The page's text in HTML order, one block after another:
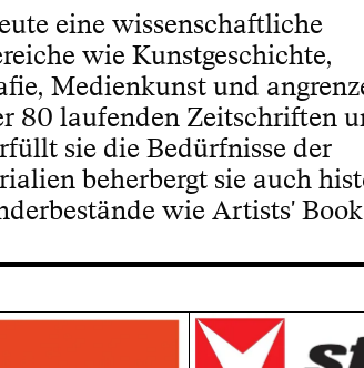
eine wissenschaftliche
wie Kunstgeschichte,
Medienkunst und
80 laufenden Zeitschriften
sie die Bedürfnisse der
beherbergt sie auch
wie Artists'